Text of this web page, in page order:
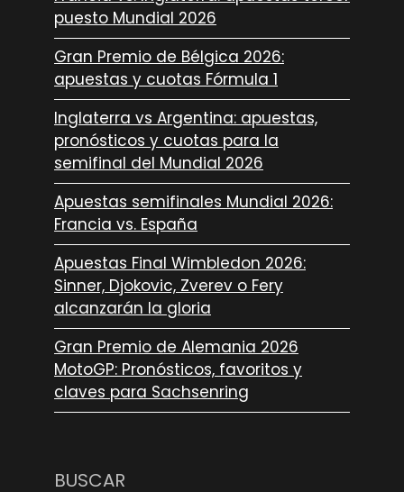
puesto Mundial 2026
Gran Premio de Bélgica 2026:
apuestas y cuotas Fórmula 1
Inglaterra vs Argentina: apuestas,
pronósticos y cuotas para la
semifinal del Mundial 2026
Apuestas semifinales Mundial 2026:
Francia vs. España
Apuestas Final Wimbledon 2026:
Sinner, Djokovic, Zverev o Fery
alcanzarán la gloria
Gran Premio de Alemania 2026
MotoGP: Pronósticos, favoritos y
claves para Sachsenring
BUSCAR